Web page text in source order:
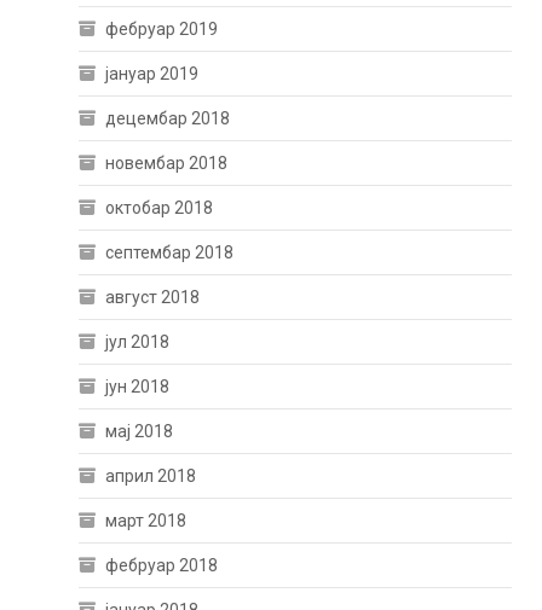
фебруар 2019
јануар 2019
децембар 2018
новембар 2018
октобар 2018
септембар 2018
август 2018
јул 2018
јун 2018
мај 2018
април 2018
март 2018
фебруар 2018